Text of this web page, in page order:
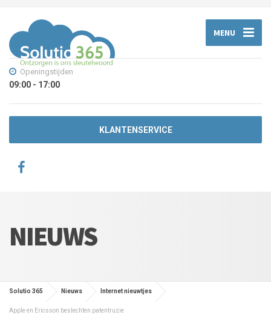
MENU
Openingstijden
09:00 - 17:00
KLANTENSERVICE
NIEUWS
Solutio 365 Nieuws Internet nieuwtjes
Apple en Ericsson beslechten patentruzie